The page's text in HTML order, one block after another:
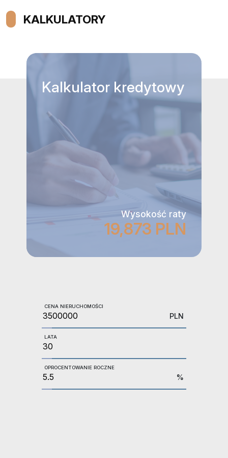
KALKULATORY
Kalkulator kredytowy
Wysokość raty
19,873 PLN
CENA NIERUCHOMOŚCI
PLN
LATA
OPROCENTOWANIE ROCZNE
%